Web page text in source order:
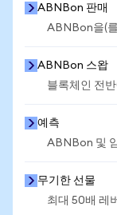
ABNBon 판매
ABNBon을(
ABNBon 스왑
블록체인 전
예측
ABNBon 및
무기한 선물
최대 50배 레